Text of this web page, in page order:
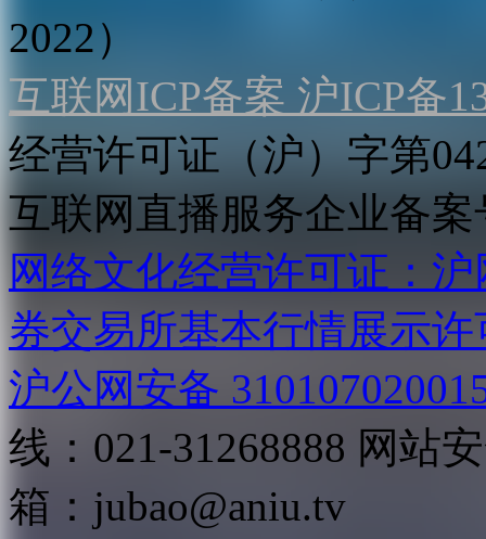
2022）
互联网ICP备案 沪ICP备
经营许可证（沪）字第
互联网直播服务企业备案
网络文化经营许可证：
券交易所基本行情展示许
沪公网安备
线：021-31268888 网站
箱： jubao@aniu.tv